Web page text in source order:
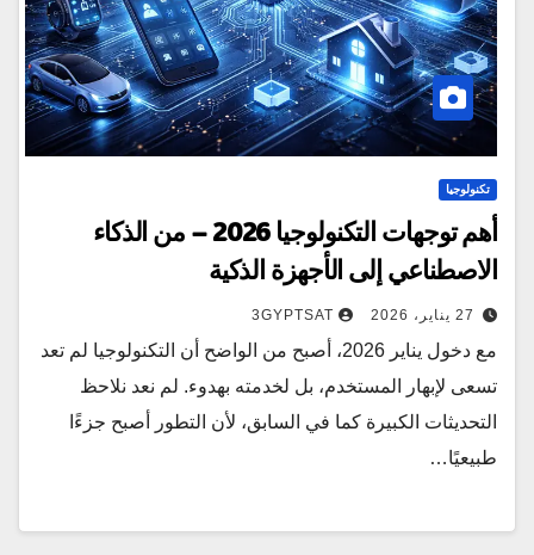
تكنولوجيا
أهم توجهات التكنولوجيا 2026 – من الذكاء
الاصطناعي إلى الأجهزة الذكية
27 يناير، 2026 3GYPTSAT
مع دخول يناير 2026، أصبح من الواضح أن التكنولوجيا لم تعد
تسعى لإبهار المستخدم، بل لخدمته بهدوء. لم نعد نلاحظ
التحديثات الكبيرة كما في السابق، لأن التطور أصبح جزءًا
طبيعيًا…